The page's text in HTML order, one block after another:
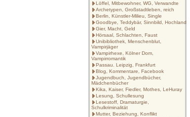
Löffel, Mitbewohner, WG, Verwandte
Archetypen, Großstadtleben, reich
Berlin, Künstler-Milieu, Single
Goodbye, Teddybär, Sinnbild, Hochland
Gier, Macht, Geld
Hörsaal, Schlachten, Faust
Unibibliothek, Menschenblut,
Vampirjäger
Vampirhexe, Kölner Dom,
Vampirromantik
Passau. Leipzig, Frankfurt
Blog, Kommentare, Facebook
Jugendbuch, Jugendbücher,
Mädchenbücher
Kika, Kaiser, Fiedler, Mothes, LeHuray
Lesung, Schullesung
Lesestoff, Dramaturgie,
Schulkriminalität
Mutter, Beziehung, Konflikt